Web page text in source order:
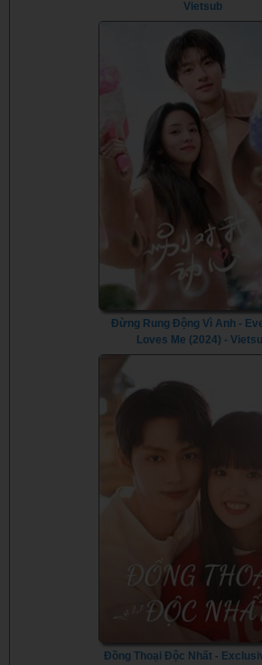
Vietsub
Đừng Rung Động Vì Anh -
Loves Me (2024) -
Đồng Thoại Độc Nhất -